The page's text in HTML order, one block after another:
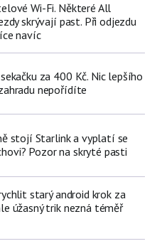
Wi-Fi. Některé All
skrývají past. Při odjezdu
navíc
za 400 Kč. Nic lepšího
nepořídíte
stojí Starlink a vyplatí se
Pozor na skryté pasti
starý android krok za
úžasný trik nezná téměř